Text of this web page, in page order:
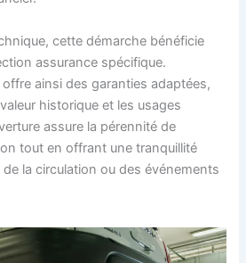
cette démarche bénéficie
assurance spécifique.
offre ainsi des garanties adaptées,
historique et les usages
assure la pérennité de
tout en offrant une tranquillité
de la circulation ou des événements